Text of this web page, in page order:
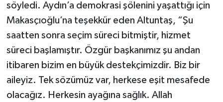
söyledi. Aydın’a demokrasi şölenini yaşattığı için
Makasçıoğlu’na teşekkür eden Altuntaş, “Şu
saatten sonra seçim süreci bitmiştir, hizmet
süreci başlamıştır. Özgür başkanımız şu andan
itibaren bizim en büyük destekçimizdir. Biz bir
aileyiz. Tek sözümüz var, herkese eşit mesafede
olacağız. Herkesin ayağına sağlık. Allah